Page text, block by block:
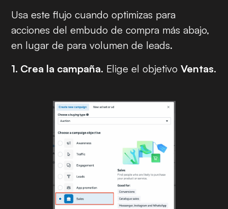
Usa este flujo cuando optimizas para
acciones del embudo de compra más abajo,
en lugar de para volumen de leads.
1. Crea la campaña. Elige el objetivoVentas.